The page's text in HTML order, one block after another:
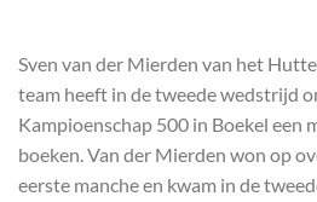
Sven van der Mierden van het
team heeft in de tweede wedstrijd
Kampioenschap 500 in Boekel een
boeken. Van der Mierden won op
eerste manche en kwam in de